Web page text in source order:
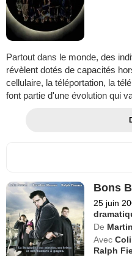
Partout dans le monde, des
révèlent dotés de capacités
cellulaire, la téléportation, la
font partie d'une évolution qui
Bons
25 juin
De
Avec
Ralph